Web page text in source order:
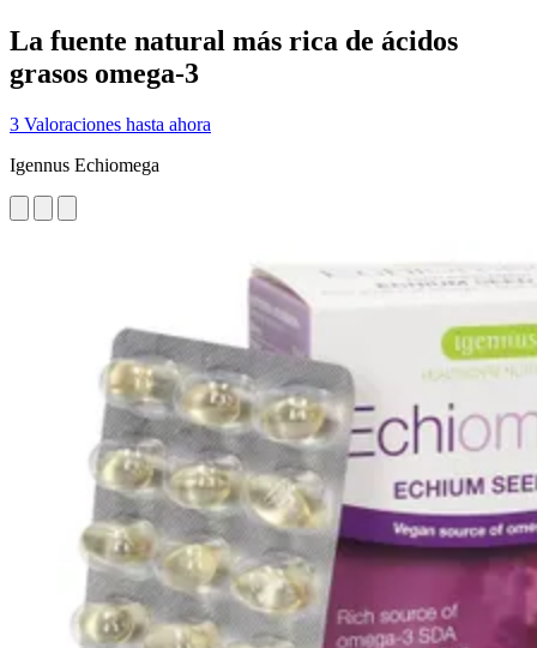
La fuente natural más rica de ácidos
grasos omega-3
3 Valoraciones hasta ahora
Igennus Echiomega